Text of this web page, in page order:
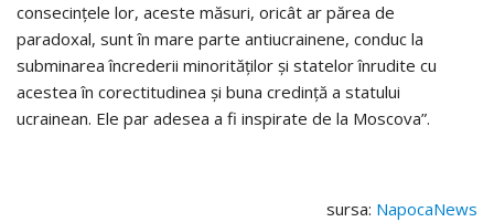
consecințele lor, aceste măsuri, oricât ar părea de
paradoxal, sunt în mare parte antiucrainene, conduc la
subminarea încrederii minorităților și statelor înrudite cu
acestea în corectitudinea și buna credință a statului
ucrainean. Ele par adesea a fi inspirate de la Moscova”.
sursa: NapocaNews